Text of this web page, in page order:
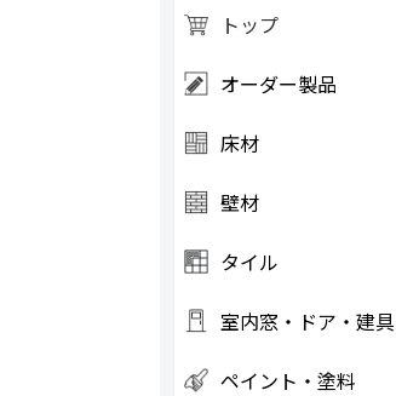
トップ
オーダー製品
床材
壁材
タイル
室内窓・ドア・建具
ペイント・塗料